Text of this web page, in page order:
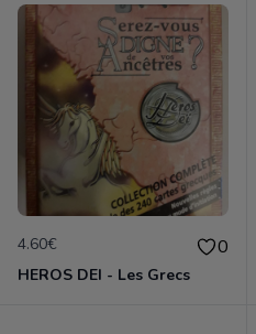
4.60€ 0
HEROS DEI - Les Grecs